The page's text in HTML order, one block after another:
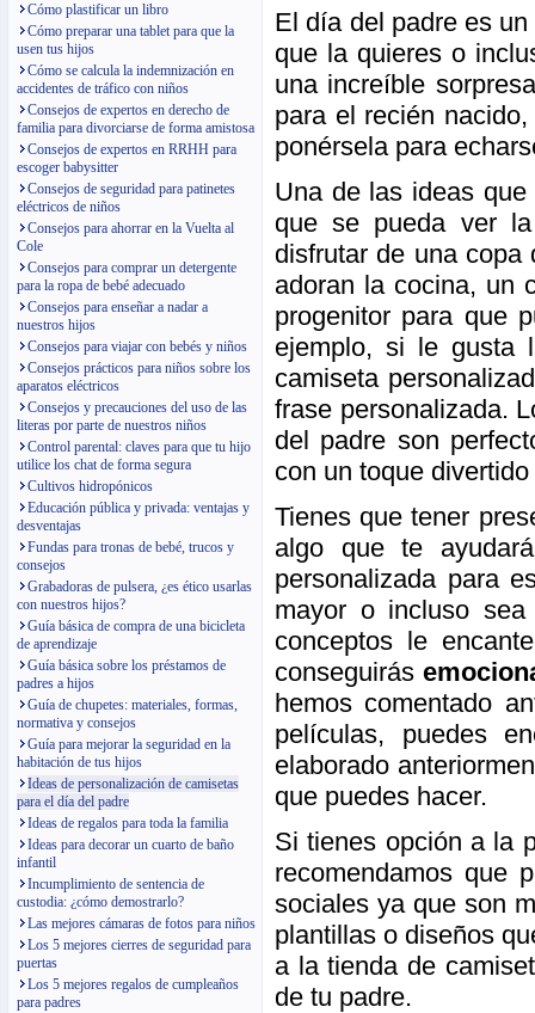
Cómo plastificar un libro
Cómo preparar una tablet para que la
usen tus hijos
Cómo se calcula la indemnización en
accidentes de tráfico con niños
Consejos de expertos en derecho de
familia para divorciarse de forma amistosa
Consejos de expertos en RRHH para
escoger babysitter
Consejos de seguridad para patinetes
eléctricos de niños
Consejos para ahorrar en la Vuelta al
Cole
Consejos para comprar un detergente
para la ropa de bebé adecuado
Consejos para enseñar a nadar a
nuestros hijos
Consejos para viajar con bebés y niños
Consejos prácticos para niños sobre los
aparatos eléctricos
Consejos y precauciones del uso de las
literas por parte de nuestros niños
Control parental: claves para que tu hijo
utilice los chat de forma segura
Cultivos hidropónicos
Educación pública y privada: ventajas y
desventajas
Fundas para tronas de bebé, trucos y
consejos
Grabadoras de pulsera, ¿es ético usarlas
con nuestros hijos?
Guía básica de compra de una bicicleta
de aprendizaje
Guía básica sobre los préstamos de
padres a hijos
Guía de chupetes: materiales, formas,
normativa y consejos
Guía para mejorar la seguridad en la
habitación de tus hijos
Ideas de personalización de camisetas
para el día del padre
Ideas de regalos para toda la familia
Ideas para decorar un cuarto de baño
infantil
Incumplimiento de sentencia de
custodia: ¿cómo demostrarlo?
Las mejores cámaras de fotos para niños
Los 5 mejores cierres de seguridad para
puertas
Los 5 mejores regalos de cumpleaños
para padres
El día del padre es
que la quieres o
una increíble
para el recién
ponérsela para
Una de las ideas
que se pueda ver
disfrutar de una
adoran la cocina, un
progenitor para que
ejemplo, si le gusta
camiseta
frase personalizada.
del padre son
con un toque
Tienes que tener
algo que te
personalizada para
mayor o incluso
conceptos le
conseguirás
hemos comentado
películas, puedes
elaborado
que puedes hacer.
Si tienes opción a la
recomendamos que
sociales ya que son
plantillas o diseños
a la tienda de
de tu padre.